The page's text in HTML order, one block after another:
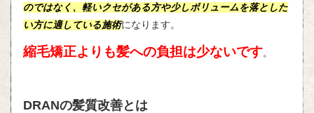
のではなく、軽いクセがある方や少しボリュームを落とした
い方に適している施術になります。
縮毛矯正よりも髪への負担は少ないです。
DRANの髪質改善とは